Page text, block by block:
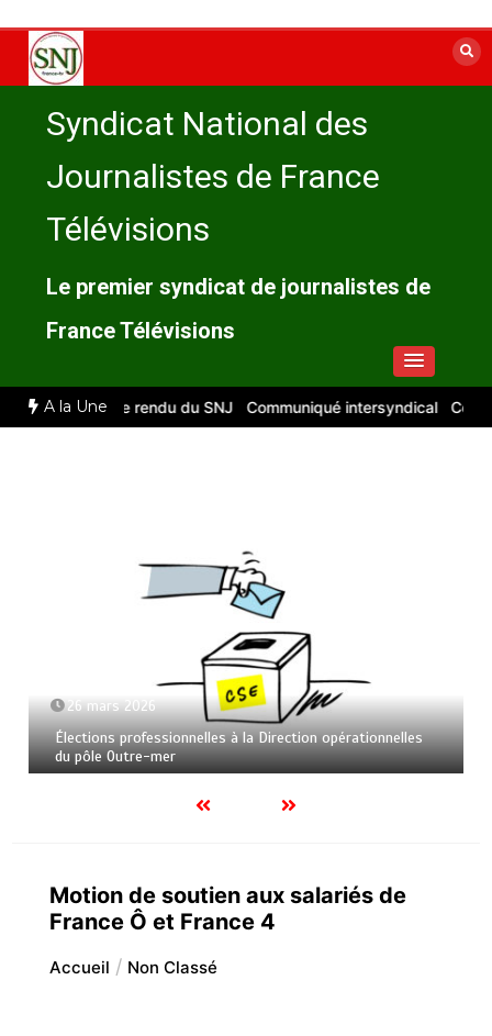
contenu
Syndicat National des
Journalistes de France
Télévisions
Le premier syndicat de journalistes de
France Télévisions
A la Une
2026 : compte rendu du SNJ Communiqué intersyndical
26 mars 2026
Élections professionnelles à la Direction opérationnelles
du pôle Outre-mer
Motion de soutien aux salariés de
France Ô et France 4
Accueil Non Classé